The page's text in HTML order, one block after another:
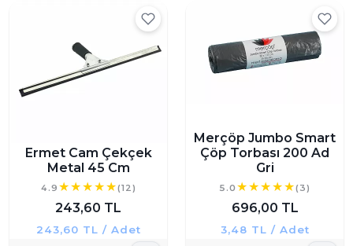
Ermet Cam Çekçek
Metal 45 Cm
4.9 (12)
243,60 TL
243,60 TL / Adet
Merçöp Jumbo Smart
Çöp Torbası 200 Ad
Gri
5.0 (3)
696,00 TL
3,48 TL / Adet